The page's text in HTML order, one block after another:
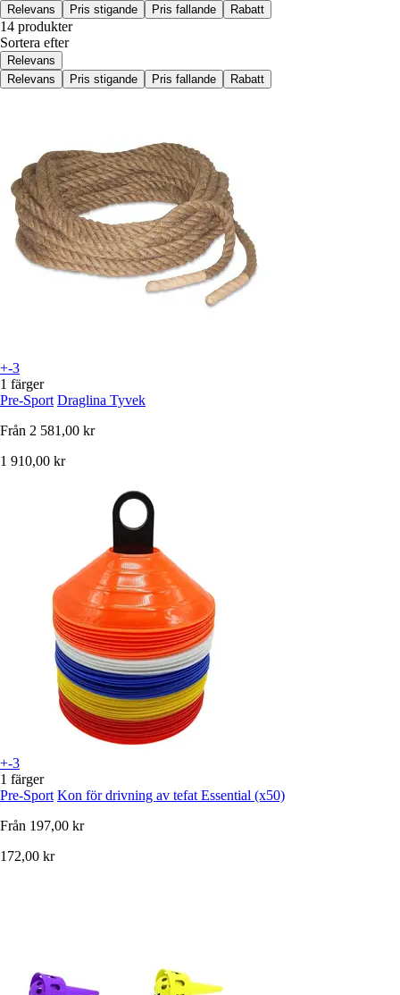
Relevans
Pris stigande Pris fallande Rabatt
14 produkter
Sortera efter
Relevans
Relevans
Pris stigande Pris fallande Rabatt
+-3
1 färger
Pre-Sport Draglina Tyvek
Från 2 581,00 kr
1 910,00 kr
+-3
1 färger
Pre-Sport Kon för drivning av tefat Essential (x50)
Från 197,00 kr
172,00 kr